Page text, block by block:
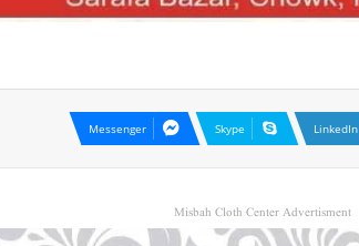
LinkedIn
Skype
Messenger
Misbah Cloth Center Advertisment